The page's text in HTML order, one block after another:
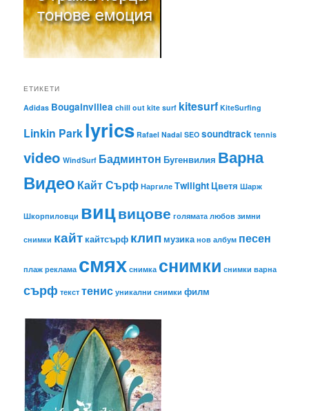
ЕТИКЕТИ
Adidas Bougainvillea chill out kite surf kitesurf KiteSurfing
Linkin Parklyrics Rafael Nadal SEO soundtrack tennis
video WindSurf Бадминтон Бугенвилия Варна
Видео Кайт Сърф Наргиле ТwilightЦветя Шарж
Шкорпиловци вицвицове голямата любов зимни
снимки кайт кайтсърф клип музика нов албум песен
плаж реклама смях снимка снимки снимки варна
сърф текст тенис уникални снимки филм